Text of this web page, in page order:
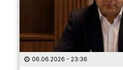
06.06.2026 - 23:36